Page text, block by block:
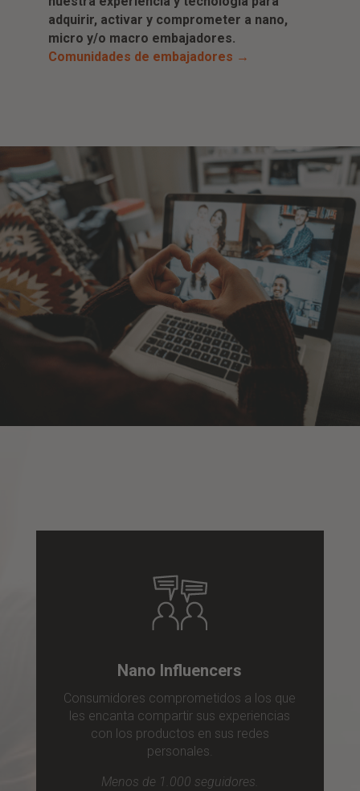
adquirir, activar y comprometer a nano,
micro y/o macro embajadores.
Comunidades de embajadores →
Nano Influencers
Consumidores comprometidos a los que
les encanta compartir sus experiencias
con los productos en sus redes
personales.
Menos de 1.000 seguidores.